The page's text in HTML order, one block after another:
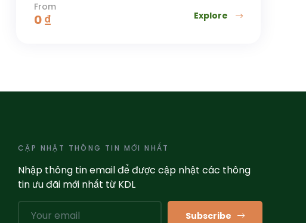
From
0₫ Explore
CẬP NHẬT THÔNG TIN MỚI NHẤT
Nhập thông tin email để được cập nhật các thông
tin ưu đãi mới nhất từ KDL
Subscribe